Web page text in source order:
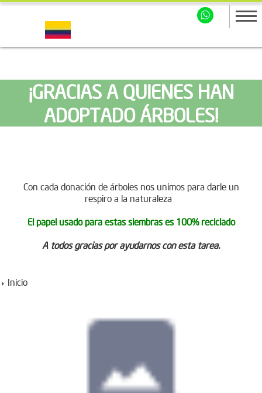
¡GRACIAS A QUIENES HAN
ADOPTADO ÁRBOLES!
Con cada donación de árboles nos unimos para darle un
respiro a la naturaleza
El papel usado para estas siembras es 100% reciclado
A todos gracias por ayudarnos con esta tarea.
Inicio